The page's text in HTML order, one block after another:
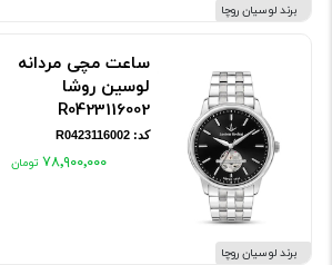
برند لوسیان روچا
برند لوسیان روچا
ساعت مچی مردانه
لوسین روشا
R0423116002
کد: R0423116002
۷۸٬۹۰۰٬۰۰۰